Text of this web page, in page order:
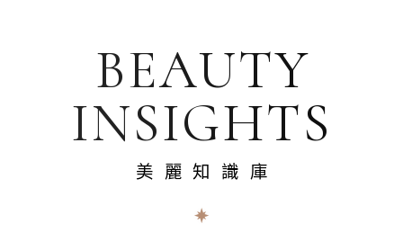
BEAUTY
INSIGHTS
美麗知識庫